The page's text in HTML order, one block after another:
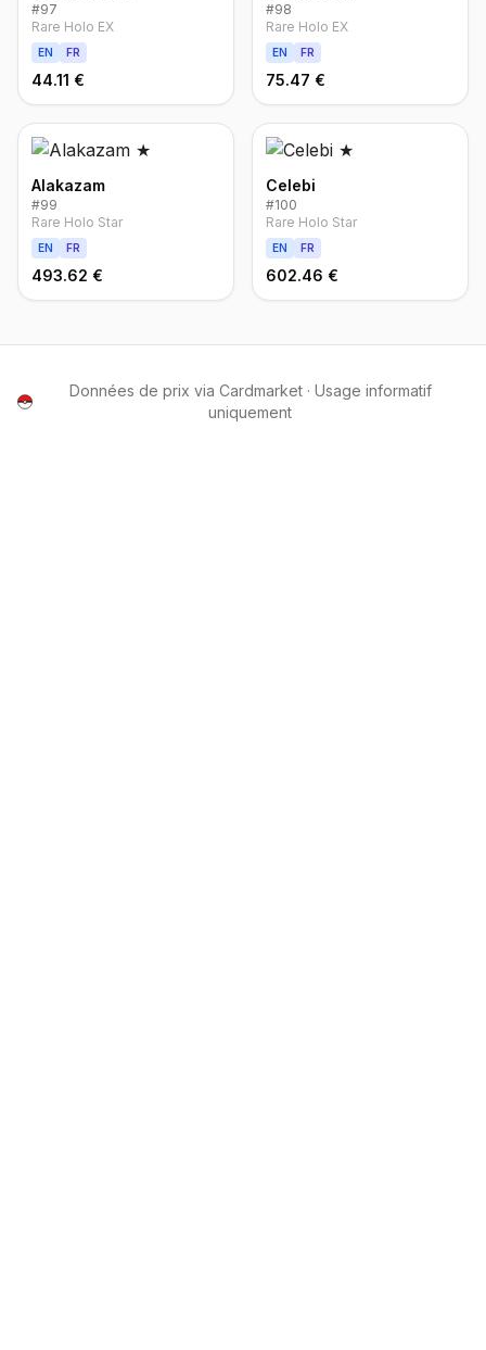
#97
Rare Holo EX
EN FR
44.11 €
#98
Rare Holo EX
EN FR
75.47 €
Alakazam
#99
Rare Holo Star
EN FR
493.62 €
Celebi
#100
Rare Holo Star
EN FR
602.46 €
Données de prix via Cardmarket · Usage informatif
uniquement